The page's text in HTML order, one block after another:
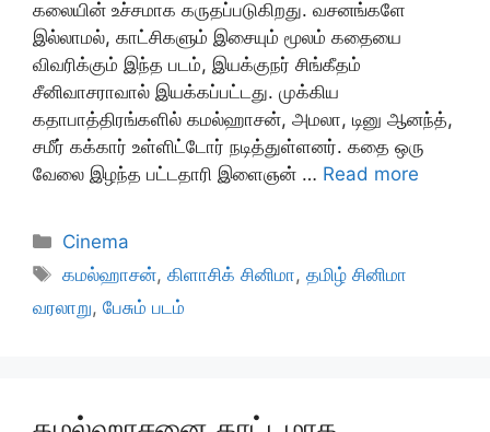
கலையின் உச்சமாக கருதப்படுகிறது. வசனங்களே
இல்லாமல், காட்சிகளும் இசையும் மூலம் கதையை
விவரிக்கும் இந்த படம், இயக்குநர் சிங்கீதம்
சீனிவாசராவால் இயக்கப்பட்டது. முக்கிய
கதாபாத்திரங்களில் கமல்ஹாசன், அமலா, டினு ஆனந்த்,
சமீர் கக்கார் உள்ளிட்டோர் நடித்துள்ளனர். கதை ஒரு
வேலை இழந்த பட்டதாரி இளைஞன் … Read more
Categories
Cinema
Tags
கமல்ஹாசன்,கிளாசிக் சினிமா,தமிழ் சினிமா
வரலாறு, பேசும் படம்